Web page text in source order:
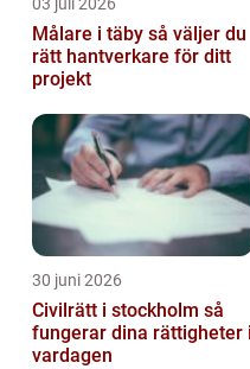
Målare i täby så väljer du
rätt hantverkare för ditt
projekt
30 juni 2026
Civilrätt i stockholm så
fungerar dina rättigheter i
vardagen